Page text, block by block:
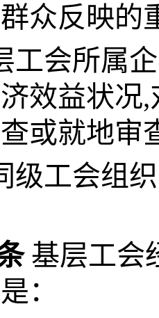
众反映的
工会所属
效益状况
或就地审
级工会组
基层工会
：